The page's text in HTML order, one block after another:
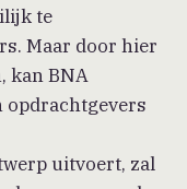
te
Maar door hier
kan BNA
opdrachtgevers
uitvoert, zal